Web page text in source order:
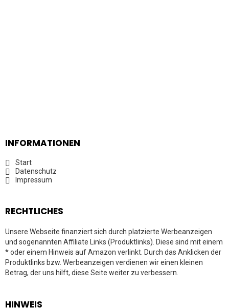
INFORMATIONEN
Start
Datenschutz
Impressum
RECHTLICHES
Unsere Webseite finanziert sich durch platzierte Werbeanzeigen
und sogenannten Affiliate Links (Produktlinks). Diese sind mit einem
* oder einem Hinweis auf Amazon verlinkt. Durch das Anklicken der
Produktlinks bzw. Werbeanzeigen verdienen wir einen kleinen
Betrag, der uns hilft, diese Seite weiter zu verbessern.
HINWEIS